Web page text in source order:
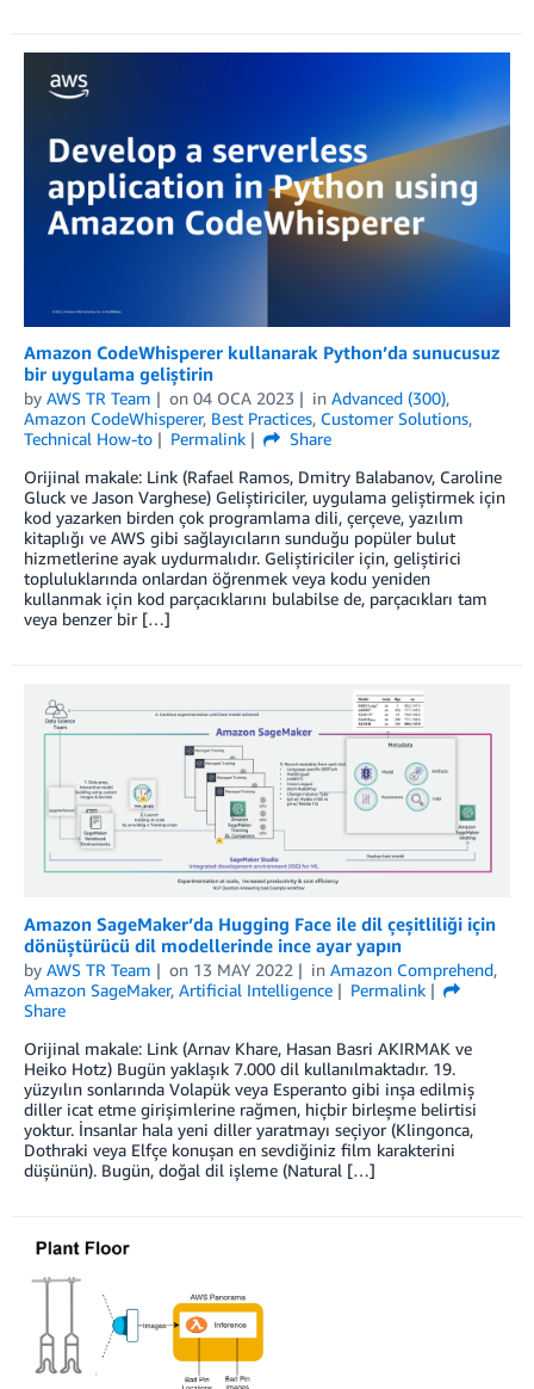
Amazon CodeWhisperer kullanarak Python’da sunucusuz
bir uygulama geliştirin
by AWS TR Team on 04 OCA 2023 in Advanced (300),
Amazon CodeWhisperer, Best Practices, Customer Solutions,
Technical How-to
Permalink
Share
Orijinal makale: Link (Rafael Ramos, Dmitry Balabanov, Caroline
Gluck ve Jason Varghese) Geliştiriciler, uygulama geliştirmek için
kod yazarken birden çok programlama dili, çerçeve, yazılım
kitaplığı ve AWS gibi sağlayıcıların sunduğu popüler bulut
hizmetlerine ayak uydurmalıdır. Geliştiriciler için, geliştirici
topluluklarında onlardan öğrenmek veya kodu yeniden
kullanmak için kod parçacıklarını bulabilse de, parçacıkları tam
veya benzer bir […]
Amazon SageMaker’da Hugging Face ile dil çeşitliliği için
dönüştürücü dil modellerinde ince ayar yapın
by AWS TR Team on 13 MAY 2022 in Amazon Comprehend,
Amazon SageMaker, Artificial Intelligence
Permalink
Share
Orijinal makale: Link (Arnav Khare, Hasan Basri AKIRMAK ve
Heiko Hotz) Bugün yaklaşık 7.000 dil kullanılmaktadır. 19.
yüzyılın sonlarında Volapük veya Esperanto gibi inşa edilmiş
diller icat etme girişimlerine rağmen, hiçbir birleşme belirtisi
yoktur. İnsanlar hala yeni diller yaratmayı seçiyor (Klingonca,
Dothraki veya Elfçe konuşan en sevdiğiniz film karakterini
düşünün). Bugün, doğal dil işleme (Natural […]